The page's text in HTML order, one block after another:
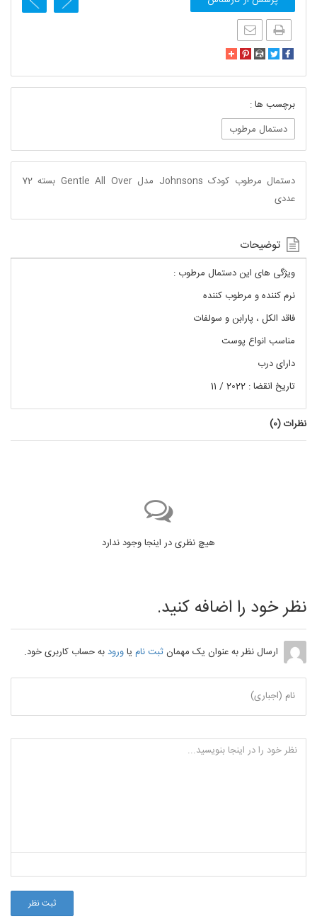
برچسب ها :
دستمال مرطوب
دستمال مرطوب کودک Johnsons مدل Gentle All Over بسته 72
عددی
توضیحات
ویژگی های این دستمال مرطوب :
نرم کننده و مرطوب کننده
فاقد الکل ، پارابن و سولفات
مناسب انواع پوست
دارای درب
تاریخ انقضا : 2022 / 11
نظرات (0
)
هیچ نظری در اینجا وجود ندارد
نظر خود را اضافه کنید.
ارسال نظر به عنوان یک مهمانثبت نام یاورودبه حساب کاربری خود.
نام (اجباری)
ثبت نظر